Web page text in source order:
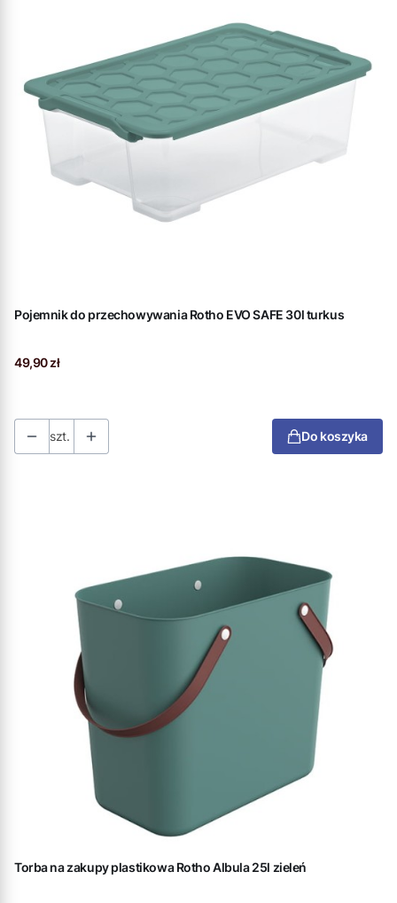
Pojemnik do przechowywania Rotho EVO SAFE 30l turkus
Cena
49,90 zł
szt. Do koszyka
Torba na zakupy plastikowa Rotho Albula 25l zieleń